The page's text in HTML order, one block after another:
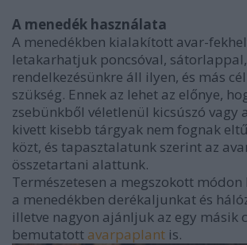
A menedék használata
A menedékben kialakított avar-
letakarhatjuk poncsóval,
rendelkezésünkre áll ilyen, és más
szükség. Ennek az lehet az előnye,
zsebünkből véletlenül kicsúszó vagy
kivett kisebb tárgyak nem fognak
közt, és tapasztalatunk szerint az
összetartani alattunk.
Természetesen a megszokott
a menedékben derékaljunkat és
illetve nagyon ajánljuk az egy másik
bemutatott avarpaplant is.